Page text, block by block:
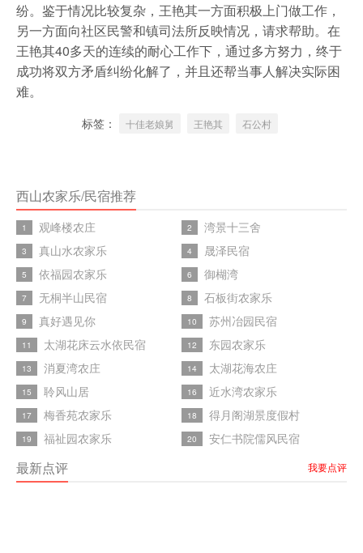
纷。鉴于情况比较复杂，王艳其一方面积极上门做工作，
另一方面向社区民警和镇司法所反映情况，请求帮助。在
王艳其40多天的连续的耐心工作下，通过多方努力，终于
成功将双方矛盾纠纷化解了，并且还帮当事人解决实际困
难。
标签： 十佳老娘舅 王艳其 石公村
西山农家乐/民宿推荐
1 观峰楼农庄 2 湾景十三舍
3 真山水农家乐 4 晟泽民宿
5 依福园农家乐 6 御楜湾
7 无桐半山民宿 8 石板街农家乐
9 真好遇见你 10 苏州冶园民宿
11 太湖花床云水依民宿 12 东园农家乐
13 消夏湾农庄 14 太湖花海农庄
15 聆风山居 16 近水湾农家乐
17 梅香苑农家乐 18 得月阁湖景度假村
19 福祉园农家乐 20 安仁书院儒风民宿
最新点评 我要点评